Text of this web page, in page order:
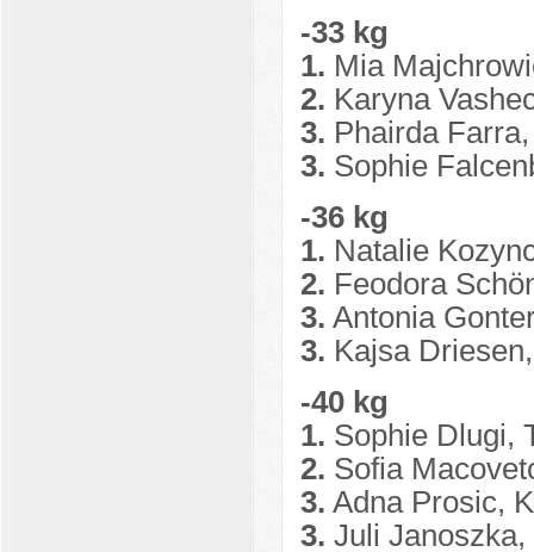
-33 kg
1. Mia
2. Karyna
3. Phairda
3. Sophie
-36 kg
1. Natalie
2. Feodora
3. Antonia
3. Kajsa
-40 kg
1. Sophie Dlugi,
2. Sofia
3. Adna Prosic,
3. Juli